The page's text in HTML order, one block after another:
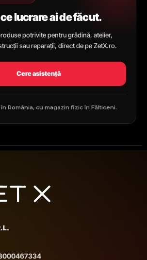
lucrare ai de făcut.
potrivite pentru grădină, atelier,
sau reparații, direct de pe ZetX.ro.
Cere asistență
România, cu magazin fizic în Fălticeni.